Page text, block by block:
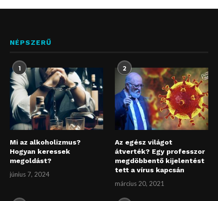
NÉPSZERŰ
1
Mi az alkoholizmus?
Hogyan keressek
megoldást?
június 7, 2024
2
Az egész világot
átverték? Egy professzor
megdöbbentő kijelentést
tett a vírus kapcsán
március 20, 2021